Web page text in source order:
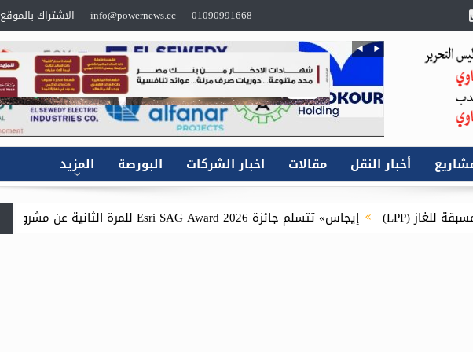
01090991668
info@powernews.cc الاشتراك بالموقع
أخبار النقل مقالات اخبار الشركات البورصة المزيد
إيجاس» تتسلم جائزة Esri SAG Award 2026 للمرة الثانية عن مشروع توصيل الغاز الطبيعي للمنازل